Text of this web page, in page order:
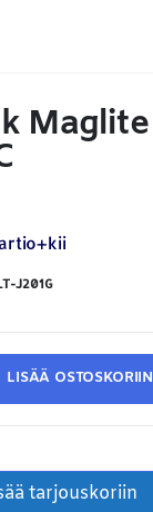
Maglite
J201G
LISÄÄ OSTOSKORIIN
tarjouskoriin